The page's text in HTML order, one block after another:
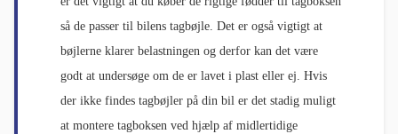
så de passer til bilens tagbøjle. Det er også vigtigt at
bøjlerne klarer belastningen og derfor kan det være
godt at undersøge om de er lavet i plast eller ej. Hvis
der ikke findes tagbøjler på din bil er det stadig muligt
at montere tagboksen ved hjælp af midlertidige